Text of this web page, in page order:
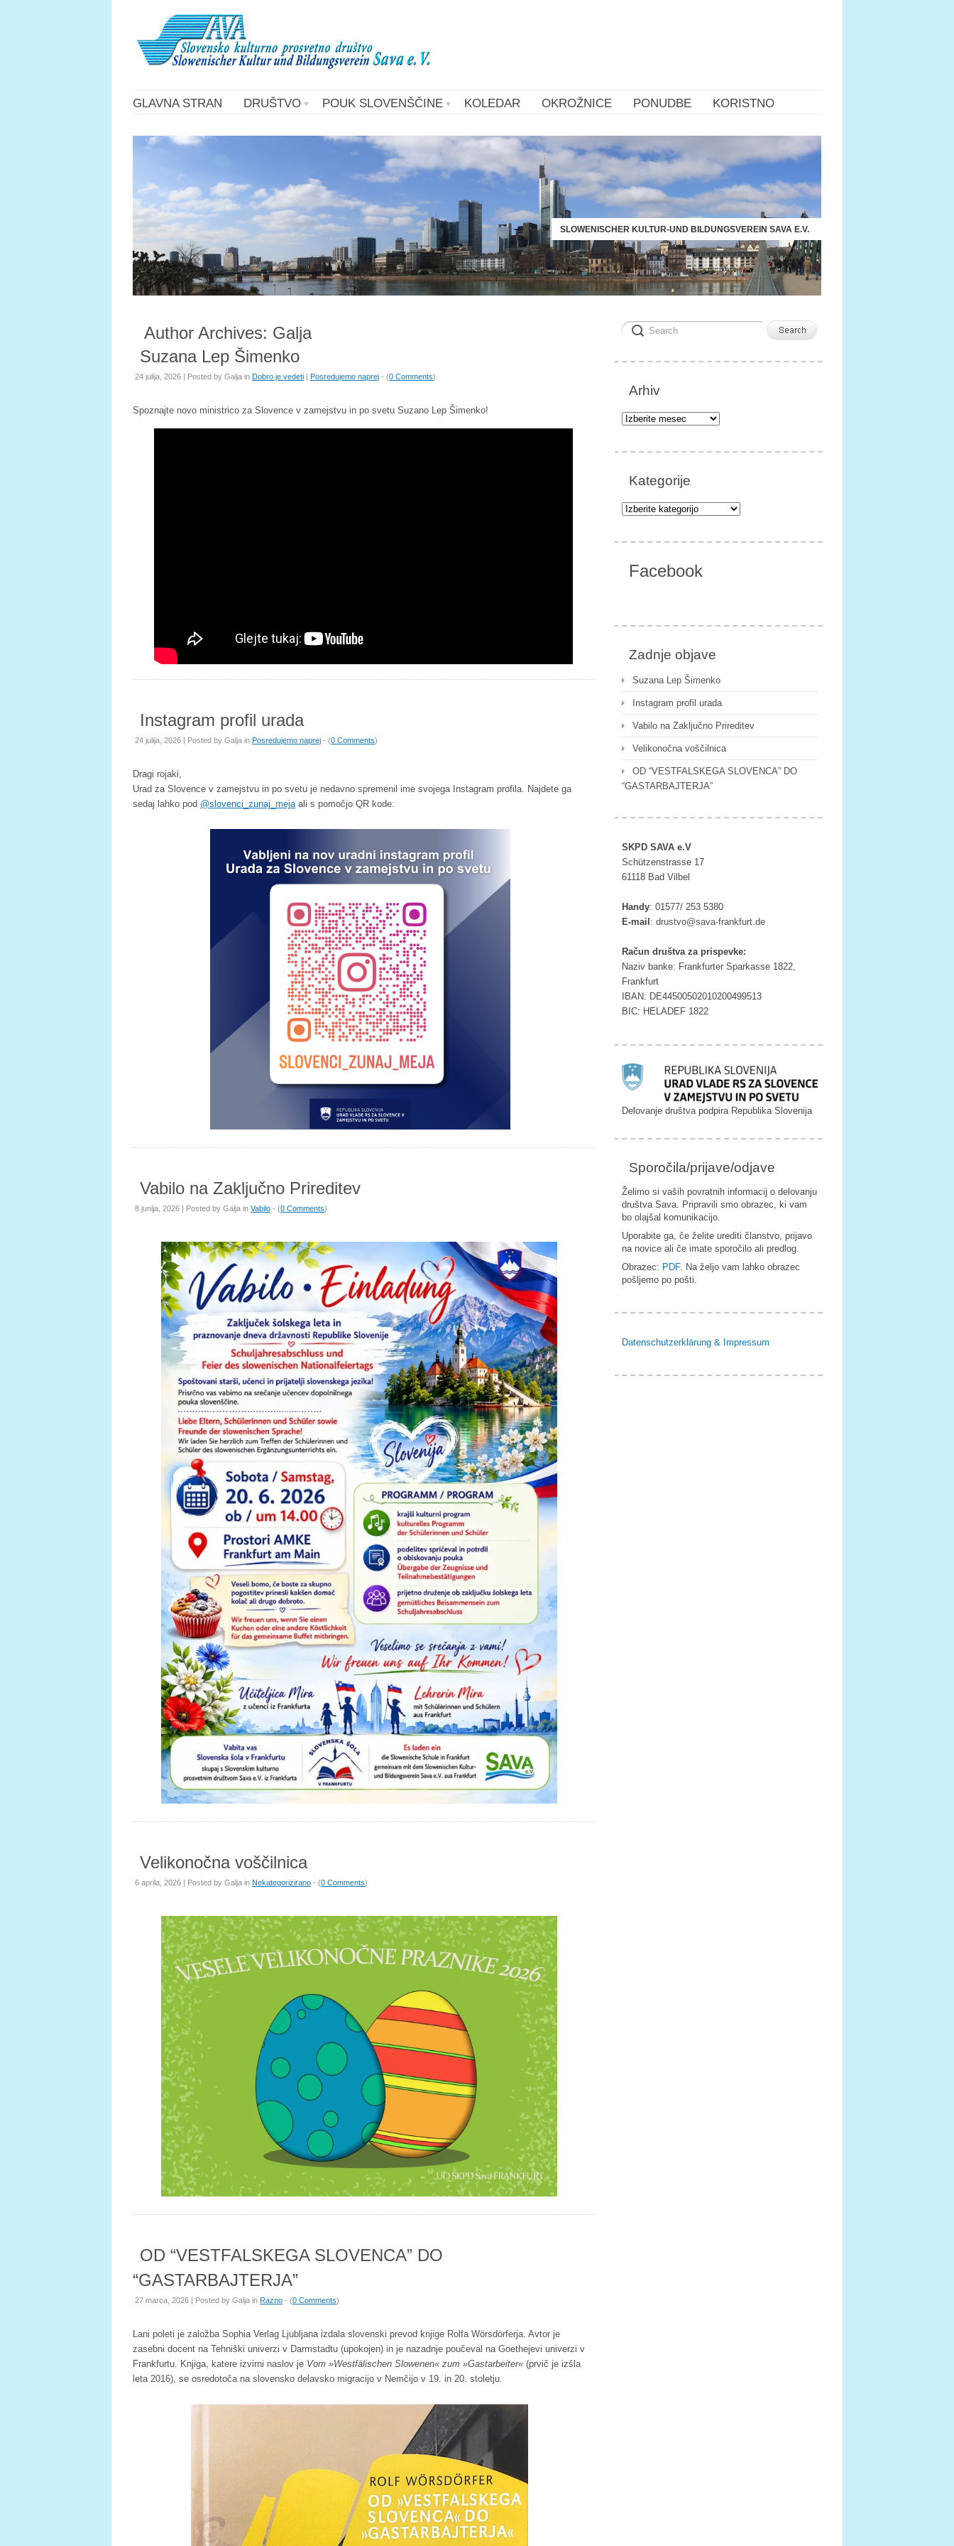
GLAVNA STRAN DRUŠTVO POUK SLOVENŠČINE KOLEDAR OKROŽNICE PONUDBE KORISTNO
SLOWENISCHER KULTUR-UND BILDUNGSVEREIN SAVA E.V.
Author Archives: Galja
Suzana Lep Šimenko
24 julija, 2026 | Posted by Galja in Dobro je vedeti | Posredujemo naprej - (0 Comments)
Spoznajte novo ministrico za Slovence v zamejstvu in po svetu Suzano Lep Šimenko!
Instagram profil urada
24 julija, 2026 | Posted by Galja in Posredujemo naprej - (0 Comments)
Dragi rojaki,
Urad za Slovence v zamejstvu in po svetu je nedavno spremenil ime svojega Instagram profila. Najdete ga
sedaj lahko pod @slovenci_zunaj_mejaali s pomočjo QR kode:
Vabilo na Zaključno Prireditev
8 junija, 2026 | Posted by Galja in Vabilo - (0 Comments)
Velikonočna voščilnica
6 aprila, 2026 | Posted by Galja in Nekategorizirano - (0 Comments)
OD “VESTFALSKEGA SLOVENCA” DO
“GASTARBAJTERJA”
27 marca, 2026 | Posted by Galja in Razno - (0 Comments)
Lani poleti je založba Sophia Verlag Ljubljana izdala slovenski prevod knjige Rolfa Wörsdörferja. Avtor je
zasebni docent na Tehniški univerzi v Darmstadtu (upokojen) in je nazadnje poučeval na Goethejevi univerzi v
Frankfurtu. Knjiga, katere izvirni naslov je Vom »Westfälischen Slowenen« zum »Gastarbeiter« (prvič je izšla
leta 2016), se osredotoča na slovensko delavsko migracijo v Nemčijo v 19. in 20. stoletju.
Arhiv
Arhiv
Kategorije
Kategorije
Facebook
Zadnje objave
Suzana Lep Šimenko
Instagram profil urada
Vabilo na Zaključno Prireditev
Velikonočna voščilnica
OD “VESTFALSKEGA SLOVENCA” DO
“GASTARBAJTERJA”
SKPD SAVA e.V
Schützenstrasse 17
61118 Bad Vilbel
Handy: 01577/ 253 5380
E-mail : ed.tr
ufkna
rf-av
as@ov
tsurd
Račun društva za prispevke:
Naziv banke: Frankfurter Sparkasse 1822,
Frankfurt
IBAN: DE44500502010200499513
BIC: HELADEF 1822
Delovanje društva podpira Republika Slovenija
Sporočila/prijave/odjave
Želimo si vaših povratnih informacij o delovanju
društva Sava. Pripravili smo obrazec, ki vam
bo olajšal komunikacijo.
Uporabite ga, če želite urediti članstvo, prijavo
na novice ali če imate sporočilo ali predlog.
Obrazec: PDF. Na željo vam lahko obrazec
pošljemo po pošti.
Datenschutzerklärung & Impressum